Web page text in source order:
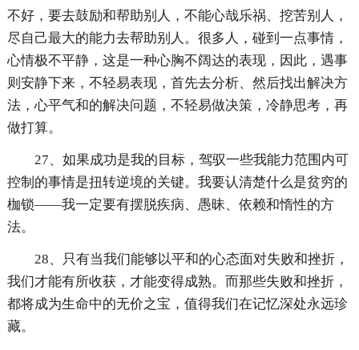
不好，要去鼓励和帮助别人，不能心哉乐祸、挖苦别人，
尽自己最大的能力去帮助别人。很多人，碰到一点事情，
心情极不平静，这是一种心胸不阔达的表现，因此，遇事
则安静下来，不轻易表现，首先去分析、然后找出解决方
法，心平气和的解决问题，不轻易做决策，冷静思考，再
做打算。
27、如果成功是我的目标，驾驭一些我能力范围内可
控制的事情是扭转逆境的关键。我要认清楚什么是贫穷的
枷锁——我一定要有摆脱疾病、愚昧、依赖和惰性的方
法。
28、只有当我们能够以平和的心态面对失败和挫折，
我们才能有所收获，才能变得成熟。而那些失败和挫折，
都将成为生命中的无价之宝，值得我们在记忆深处永远珍
藏。